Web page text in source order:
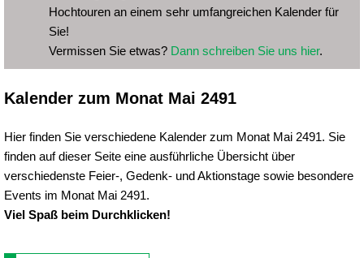
Hochtouren an einem sehr umfangreichen Kalender für
Sie!
Vermissen Sie etwas? Dann schreiben Sie uns hier.
Kalender zum Monat Mai 2491
Hier finden Sie verschiedene Kalender zum Monat Mai 2491. Sie
finden auf dieser Seite eine ausführliche Übersicht über
verschiedenste Feier-, Gedenk- und Aktionstage sowie besondere
Events im Monat Mai 2491.
Viel Spaß beim Durchklicken!